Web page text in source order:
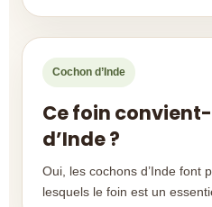
Cochon d’Inde
Ce foin
d’Inde ?
Oui, les cochons d’Inde font
lesquels le foin est un